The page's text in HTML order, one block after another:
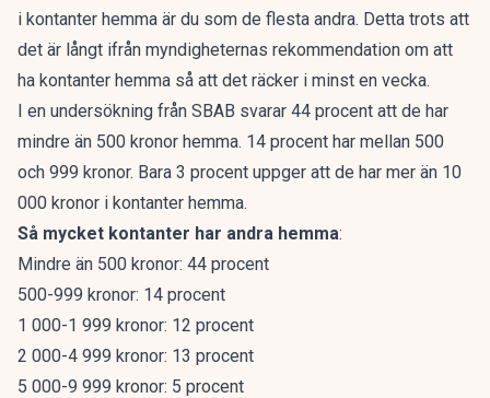
i kontanter hemma är du som de flesta andra. Detta trots att
det är långt ifrån myndigheternas rekommendation om att
ha kontanter hemma så att det räcker i minst en vecka.
I en undersökning från SBAB svarar 44 procent att de har
mindre än 500 kronor hemma. 14 procent har mellan 500
och 999 kronor. Bara 3 procent uppger att de har mer än 10
000 kronor i kontanter hemma.
Så mycket kontanter har andra hemma:
Mindre än 500 kronor: 44 procent
500-999 kronor: 14 procent
1 000-1 999 kronor: 12 procent
2 000-4 999 kronor: 13 procent
5 000-9 999 kronor: 5 procent